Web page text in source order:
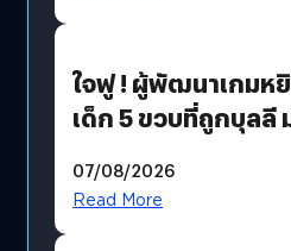
ใจฟู ! ผู้พัฒนาเกมห
เด็ก 5 ขวบที่ถูกบุลลี
07/08/2026
Read More